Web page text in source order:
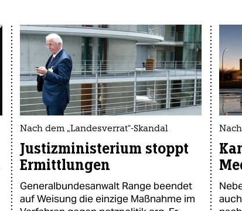
Nach dem „Landesverrat“-Skandal
Justizministerium stoppt
Ermittlungen
Generalbundesanwalt Range beendet
auf Weisung die einzige Maßnahme im